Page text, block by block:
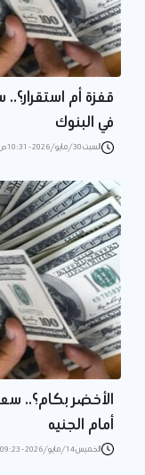
قفزة أم استقرار؟..
في البنوك
السبت 30/مايو/2026 - 10:31 ص
أمام الجنيه
الخميس 14/مايو/2026 - 09:23 ص